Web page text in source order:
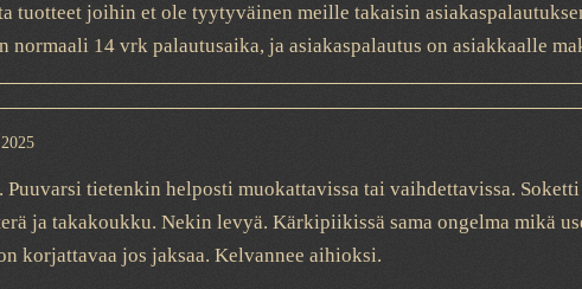
tuotteet joihin et ole tyytyväinen meille takaisin
normaali 14 vrk palautusaika, ja asiakaspalautus on asiakkaalle
tietenkin helposti muokattavissa tai vaihdettavissa.
ja takakoukku. Nekin levyä. Kärkipiikissä sama ongelma mikä
korjattavaa jos jaksaa. Kelvannee aihioksi.